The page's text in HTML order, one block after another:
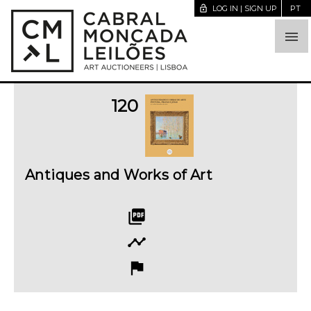

lock_open LOG IN | SIGN UP PT
120
Antiques and Works of Art
picture_as_pdf
timeline
flag